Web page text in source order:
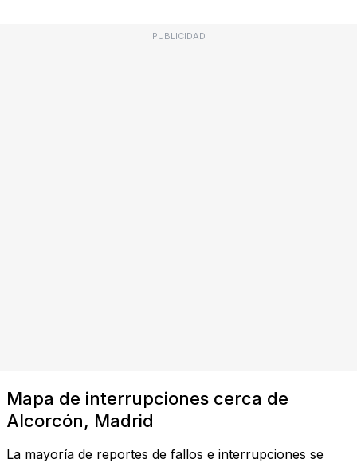
PUBLICIDAD
Mapa de interrupciones cerca de
Alcorcón, Madrid
La mayoría de reportes de fallos e interrupciones se